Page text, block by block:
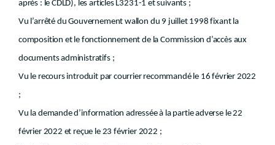
après : le CDLD), les articles L3231-1 et suivants ;
Vu l’arrêté du Gouvernement wallon du 9 juillet 1998 fixant la
composition et le fonctionnement de la Commission d’accès aux
documents administratifs ;
Vu le recours introduit par courrier recommandé le 16 février 2022
;
Vu la demande d’information adressée à la partie adverse le 22
février 2022 et reçue le 23 février 2022 ;